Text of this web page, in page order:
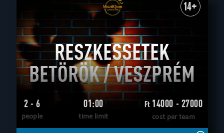
14+
RESZKESSETEK
BETÖRÖK / VESZPRÉM
2 - 6
people
01:00
time limit
Ft14000 - 27000
cost per team